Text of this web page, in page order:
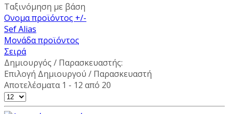
Ταξινόμηση με βάση
Ονομα προϊόντος +/-
Sef Alias
Μονάδα προϊόντος
Σειρά
Δημιουργός / Παρασκευαστής:
Επιλογή Δημιουργού / Παρασκευαστή
Αποτελέσματα 1 - 12 από 20